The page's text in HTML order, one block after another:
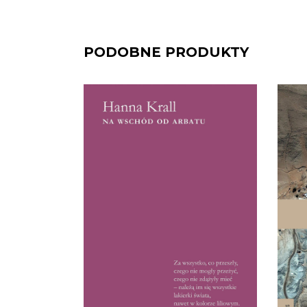
PODOBNE PRODUKTY
[EBOOK] Hanna Krall – NA
WSCHÓD OD ARBATU
wydarzenie. Od kolegów z
tygodnika reporterka usłyszała:
„Na zebraniach redakcyjnych